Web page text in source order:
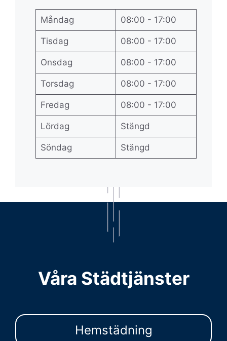
Måndag 08:00 - 17:00
Tisdag 08:00 - 17:00
Onsdag 08:00 - 17:00
Torsdag 08:00 - 17:00
Fredag 08:00 - 17:00
Lördag Stängd
Söndag Stängd
Våra Städtjänster
Hemstädning